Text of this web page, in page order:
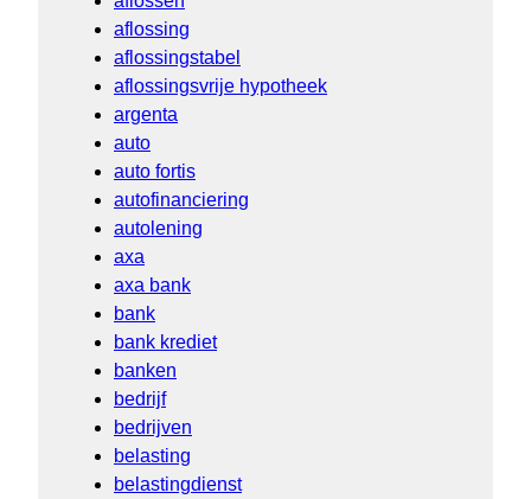
aflossing
aflossingstabel
aflossingsvrije hypotheek
argenta
auto
auto fortis
autofinanciering
autolening
axa
axa bank
bank
bank krediet
banken
bedrijf
bedrijven
belasting
belastingdienst